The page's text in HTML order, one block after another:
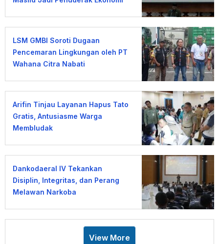
LSM GMBI Soroti Dugaan
Pencemaran Lingkungan oleh PT
Wahana Citra Nabati
Arifin Tinjau Layanan Hapus Tato
Gratis, Antusiasme Warga
Membludak
Dankodaeral IV Tekankan
Disiplin, Integritas, dan Perang
Melawan Narkoba
View More